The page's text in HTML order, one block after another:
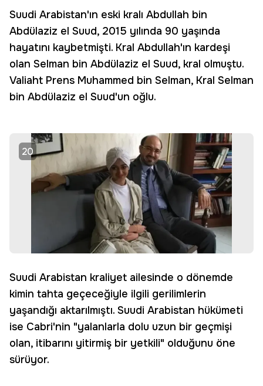
Suudi Arabistan'ın eski kralı Abdullah bin
Abdülaziz el Suud, 2015 yılında 90 yaşında
hayatını kaybetmişti. Kral Abdullah'ın kardeşi
olan Selman bin Abdülaziz el Suud, kral olmuştu.
Valiaht Prens Muhammed bin Selman, Kral Selman
bin Abdülaziz el Suud'un oğlu.
20
Suudi Arabistan kraliyet ailesinde o dönemde
kimin tahta geçeceğiyle ilgili gerilimlerin
yaşandığı aktarılmıştı. Suudi Arabistan hükümeti
ise Cabri'nin "yalanlarla dolu uzun bir geçmişi
olan, itibarını yitirmiş bir yetkili" olduğunu öne
sürüyor.